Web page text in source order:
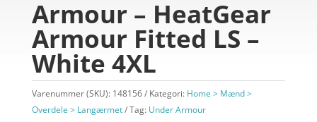
Armour – HeatGear
Armour Fitted LS –
White 4XL
Varenummer (SKU): 148156 Kategori: Home > Mænd >
Overdele > Langærmet
Tag: Under Armour